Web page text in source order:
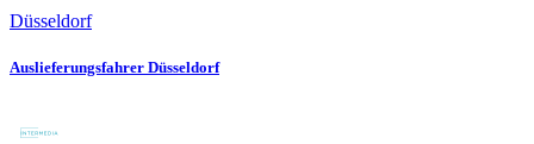
Düsseldorf
Auslieferungsfahrer Düsseldorf